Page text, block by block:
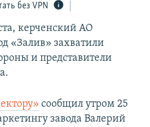
ИСТОРИЙ СОПРОТИВЛЕНИЯ
без VPN
керченский АО
«Залив» захватили
и представители
сообщил утром 25
завода Валерий